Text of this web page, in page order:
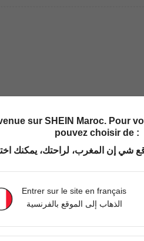
sur SHEIN Maroc. Pour
pouvez choisir de :
شي إن المغرب، لراحتك، يمكنك
Entrer sur le site en français
الذهاب إلى الموقع بالفرنسية